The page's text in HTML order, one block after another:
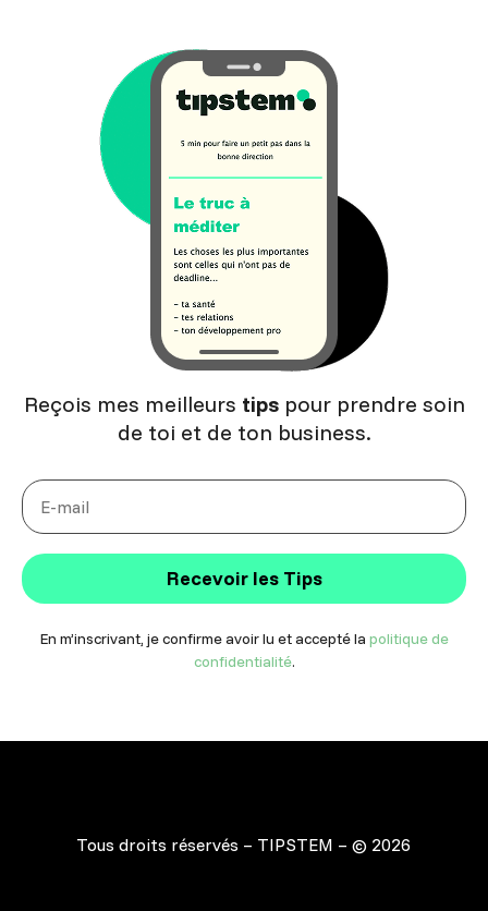
Reçois mes meilleurs tipspour prendre soin
de toi et de ton business.
Recevoir les Tips
En m’inscrivant, je confirme avoir lu et accepté la politique de
confidentialité.
Tous droits réservés – TIPSTEM – © 2026